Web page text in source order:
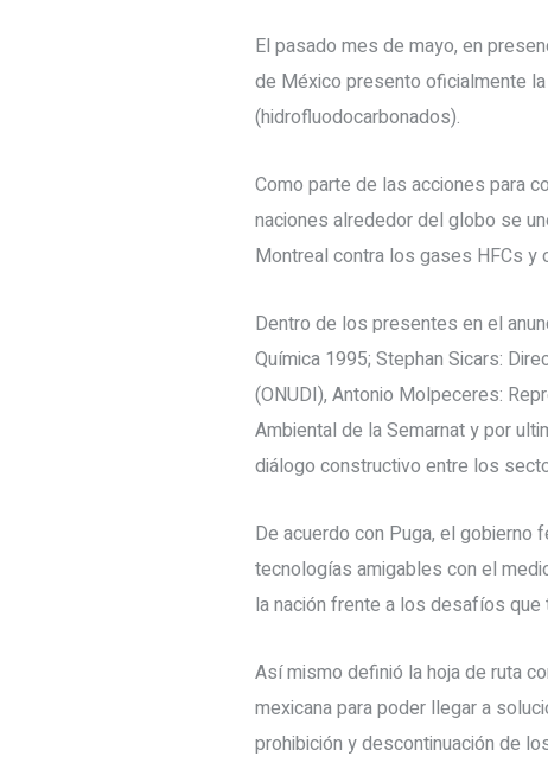
El pasado mes de mayo, en
de México presento oficialmente
(hidrofluodocarbonados).
Como parte de las acciones para
naciones alrededor del globo se
Montreal contra los gases HFCs y
Dentro de los presentes en el
Química 1995; Stephan Sicars:
(ONUDI), Antonio Molpeceres:
Ambiental de la Semarnat y por
diálogo constructivo entre los
De acuerdo con Puga, el
tecnologías amigables con el
la nación frente a los desafíos
Así mismo definió la hoja de ruta
mexicana para poder llegar a
prohibición y descontinuación de